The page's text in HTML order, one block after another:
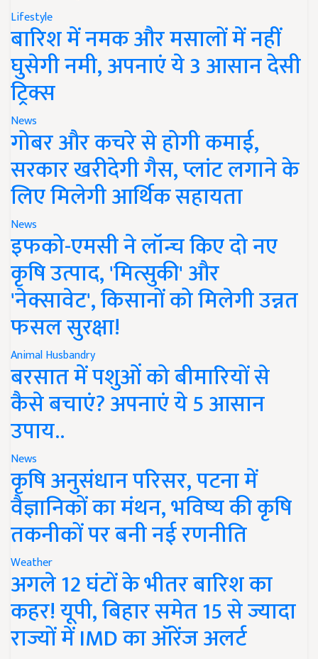
Lifestyle
बारिश में नमक और मसालों में नहीं
घुसेगी नमी, अपनाएं ये 3 आसान देसी
ट्रिक्स
News
गोबर और कचरे से होगी कमाई,
सरकार खरीदेगी गैस, प्लांट लगाने के
लिए मिलेगी आर्थिक सहायता
News
इफको-एमसी ने लॉन्च किए दो नए
कृषि उत्पाद, 'मित्सुकी' और
'नेक्सावेट', किसानों को मिलेगी उन्नत
फसल सुरक्षा!
Animal Husbandry
बरसात में पशुओं को बीमारियों से
कैसे बचाएं? अपनाएं ये 5 आसान
उपाय..
News
कृषि अनुसंधान परिसर, पटना में
वैज्ञानिकों का मंथन, भविष्य की कृषि
तकनीकों पर बनी नई रणनीति
Weather
अगले 12 घंटों के भीतर बारिश का
कहर! यूपी, बिहार समेत 15 से ज्यादा
राज्यों में IMD का ऑरेंज अलर्ट